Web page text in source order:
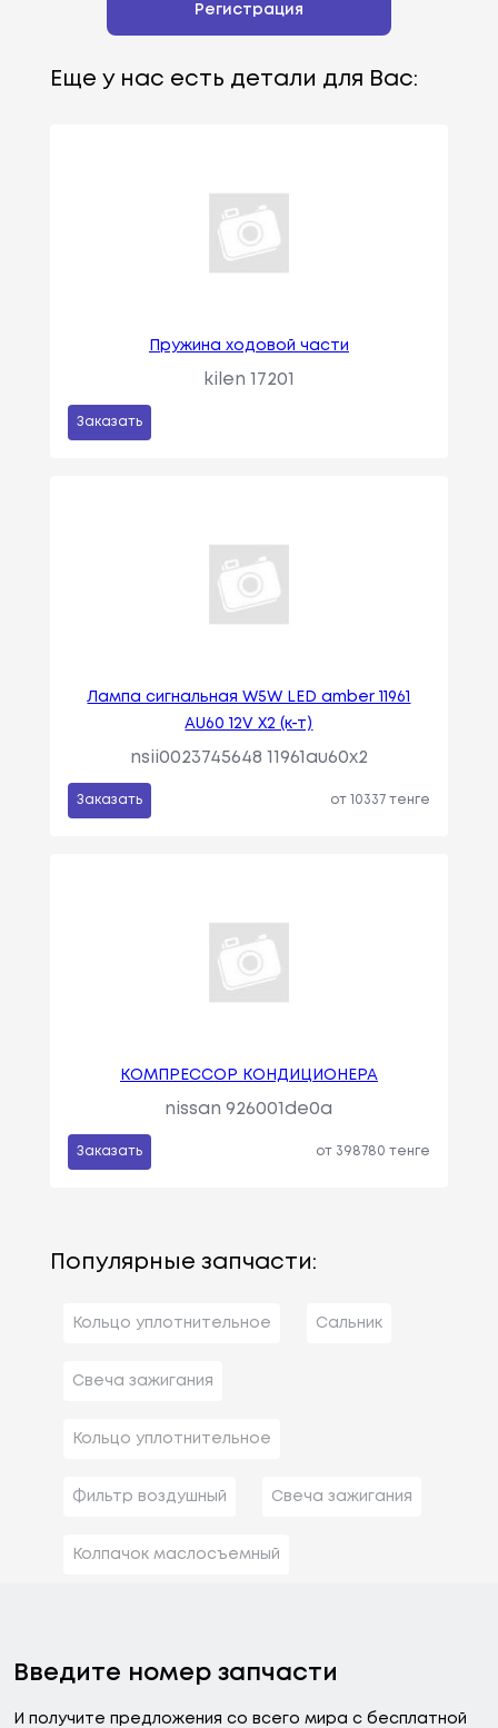
Регистрация
Еще у нас есть детали для Вас:
Пружина ходовой части
kilen 17201
Заказать
Лампа сигнальная W5W LED amber 11961
AU60 12V X2 (к-т)
nsii0023745648 11961au60x2
Заказать от 10337 тенге
КОМПРЕССОР КОНДИЦИОНЕРА
nissan 926001de0a
Заказать от 398780 тенге
Популярные запчасти:
Кольцо уплотнительное Сальник
Свеча зажигания
Кольцо уплотнительное
Фильтр воздушный Свеча зажигания
Колпачок маслосъемный
Введите номер запчасти
И получите предложения со всего мира с бесплатной